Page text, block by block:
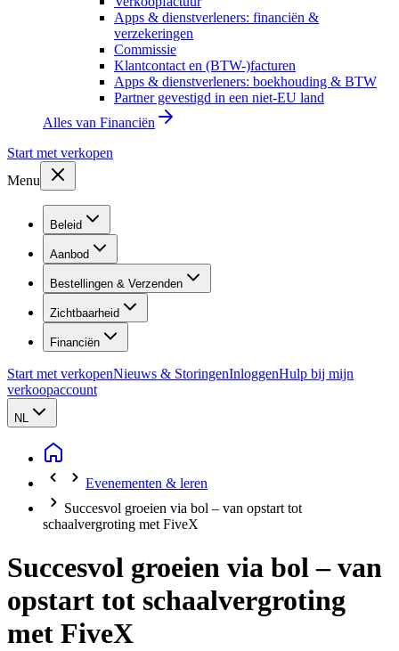
Apps & dienstverleners: financiën &
verzekeringen
Commissie
Klantcontact en (BTW-)facturen
Apps & dienstverleners: boekhouding & BTW
Partner gevestigd in een niet-EU land
Alles van Financiën
Start met verkopen
Menu
Beleid
Aanbod
Bestellingen & Verzenden
Zichtbaarheid
Financiën
Start met verkopenNieuws & StoringenInloggenHulp bij mijn
verkoopaccount
NL
Evenementen & leren
Succesvol groeien via bol – van opstart tot
schaalvergroting met FiveX
Succesvol groeien via bol – van
opstart tot schaalvergroting
met FiveX